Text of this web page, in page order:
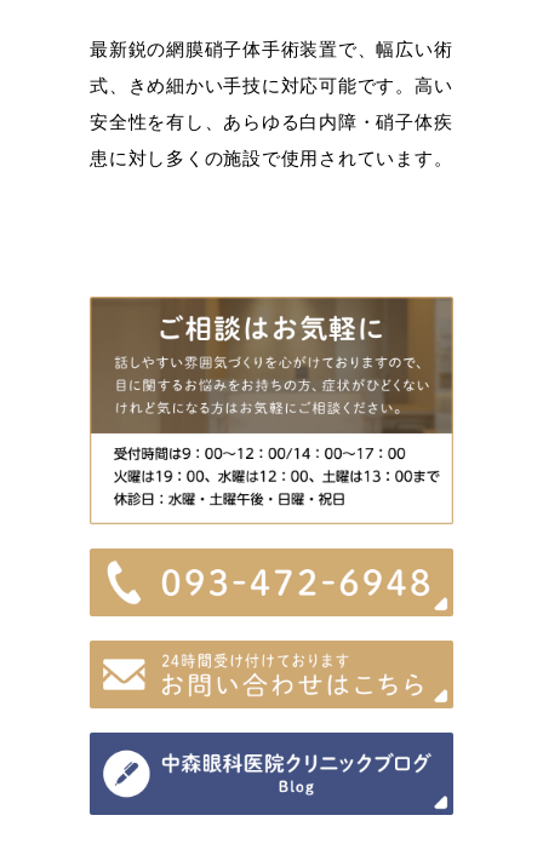
最新鋭の網膜硝子体手術装置で、幅広い術
式、きめ細かい手技に対応可能です。高い
安全性を有し、あらゆる白内障・硝子体疾
患に対し多くの施設で使用されています。